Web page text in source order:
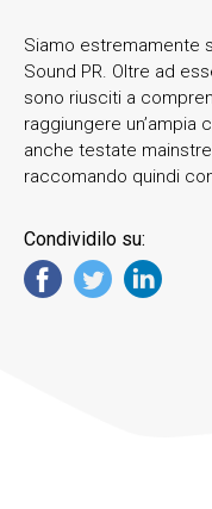
Siamo estremamente
Sound PR. Oltre ad
sono riusciti a
raggiungere un’ampia
anche testate
raccomando quindi
Condividilo su: